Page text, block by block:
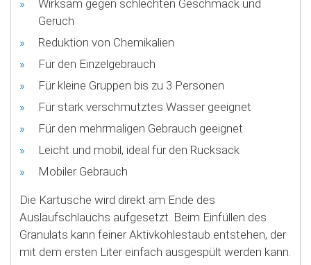
Wirksam gegen schlechten Geschmack und
Geruch
Reduktion von Chemikalien
Für den Einzelgebrauch
Für kleine Gruppen bis zu 3 Personen
Für stark verschmutztes Wasser geeignet
Für den mehrmaligen Gebrauch geeignet
Leicht und mobil, ideal für den Rucksack
Mobiler Gebrauch
Die Kartusche wird direkt am Ende des
Auslaufschlauchs aufgesetzt. Beim Einfüllen des
Granulats kann feiner Aktivkohlestaub entstehen, der
mit dem ersten Liter einfach ausgespült werden kann.